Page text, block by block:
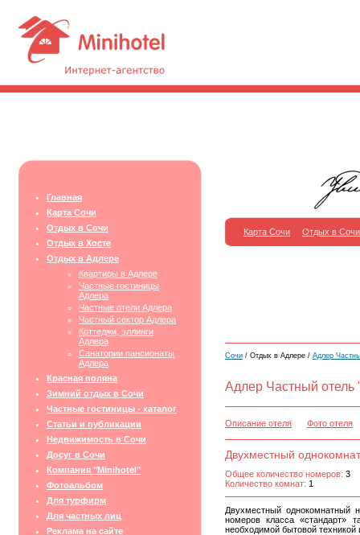
Главная
Карта Сочи
Отдых в Сочи
Отдых в Хосте
Отдых в Адлере
Квартиры в Адлере
Частные гостиницы
Адлера
Частные отели Адлера
Частный сектор Адлера
Коттеджи, эллинги
Адлера
Санатории пансионаты
Адлера
Красная поляна
Зимний отдых в Сочи
Частные гостиницы - каталог
Статьи и публикации
Недвижимость в Сочи
Досуг в Сочи
Компания "Minihotel"
Фотоальбом
Для турфирм
Для частных лиц
Реклама на сайте
Карта Сочи Отдых в Сочи
Сочи / Отдых в Адлере / Адлер
Адлер Частный отель
Описание отеля Фото отеля
Двухместный
Общее количество номеров: 3
Количество комнат: 1
Двухместный однокомнатный
номеров класса «cтандарт»
необходимой бытовой